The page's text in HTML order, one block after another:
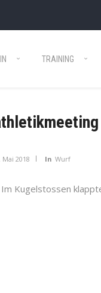
TRAINING
Mai 2018 In Wurf
Kugelstossen